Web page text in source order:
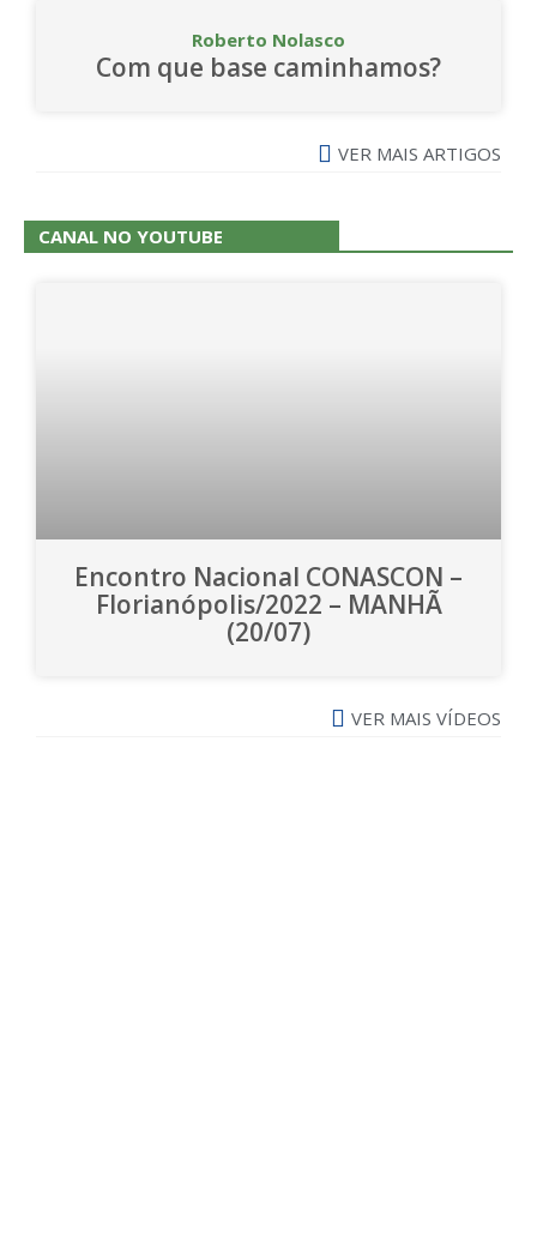
Roberto Nolasco
Com que base caminhamos?
VER MAIS ARTIGOS
CANAL NO YOUTUBE
Encontro Nacional CONASCON –
Florianópolis/2022 – MANHÃ
(20/07)
VER MAIS VÍDEOS